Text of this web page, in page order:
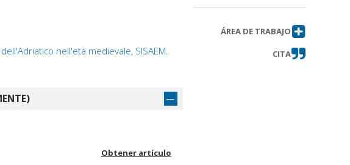
nell'età medievale, SISAEM.
Obtener artículo
ÁREA DE TRABAJO
CITA